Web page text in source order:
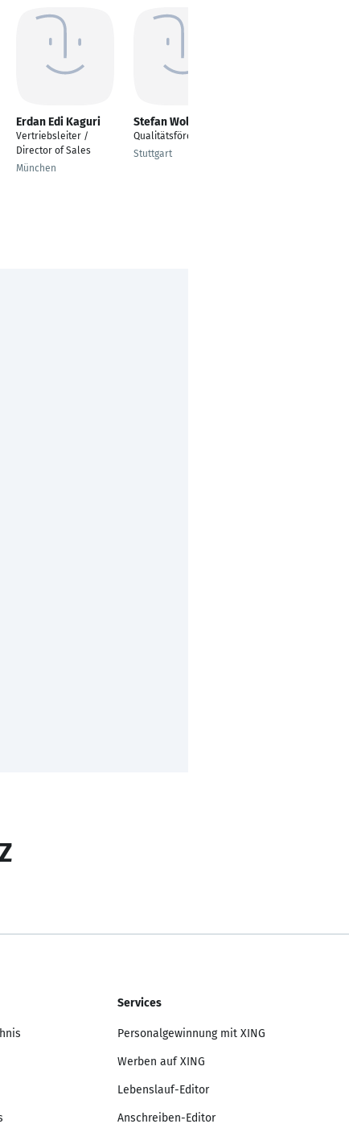
Erdan Edi Kaguri
Vertriebsleiter /
Director of Sales
München
Stefan Wolff
Qualitätsförderung
Stuttgart
Services
Personalgewinnung mit XING
Werben auf XING
Lebenslauf-Editor
Anschreiben-Editor